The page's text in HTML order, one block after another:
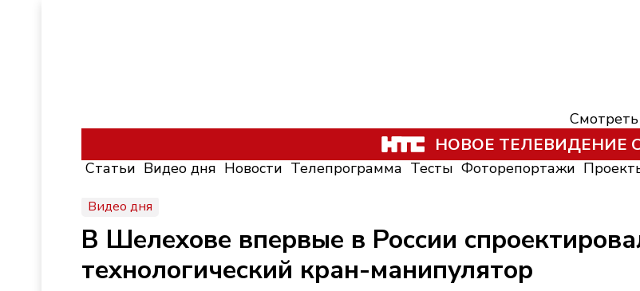
НОВОЕ ТЕЛЕВИДЕНИЕ
Статьи Видео дня Новости Телепрограмма Тесты Фоторепортажи
Видео дня
В Шелехове впервые в России
технологический кран-манипулятор